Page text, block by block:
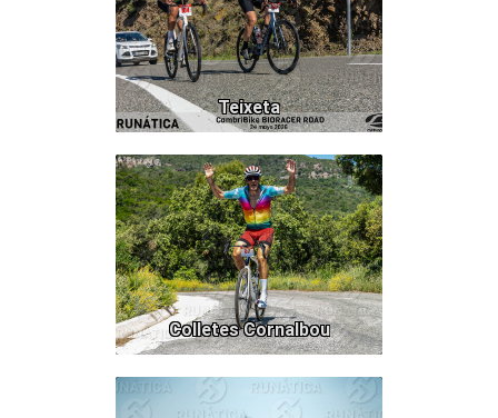
Teixeta
Colletes Cornalbou
337
163